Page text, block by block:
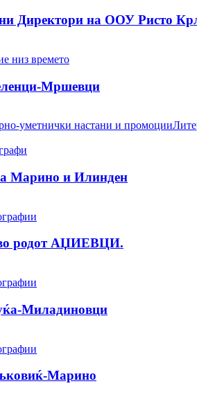
Директори на ООУ Ристо
низ времето
Мршевци
уметнички настани и промоции
Марино и Илинден
во родот АЏИЕВЦИ.
Миладиновци
Марино